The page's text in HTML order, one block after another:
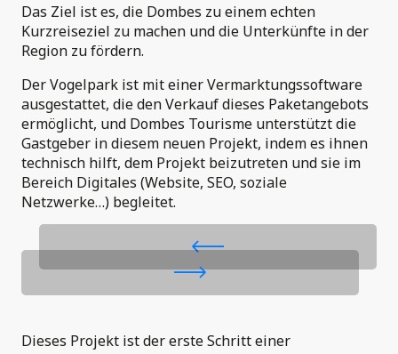
Das Ziel ist es, die Dombes zu einem echten
Kurzreiseziel zu machen und die Unterkünfte in der
Region zu fördern.
Der Vogelpark ist mit einer Vermarktungssoftware
ausgestattet, die den Verkauf dieses Paketangebots
ermöglicht, und Dombes Tourisme unterstützt die
Gastgeber in diesem neuen Projekt, indem es ihnen
technisch hilft, dem Projekt beizutreten und sie im
Bereich Digitales (Website, SEO, soziale
Netzwerke…) begleitet.
Dieses Projekt ist der erste Schritt einer